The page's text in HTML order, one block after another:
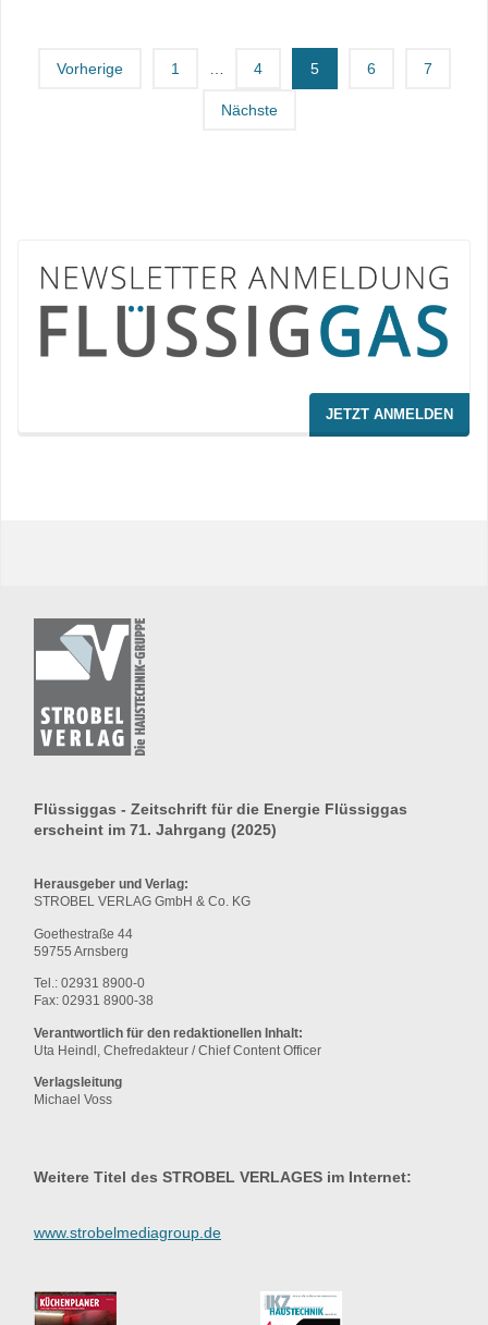
Vorherige 1 4 5 6 7
Nächste
JETZT ANMELDEN
Flüssiggas - Zeitschrift für die Energie Flüssiggas
erscheint im 71. Jahrgang (2025)
Herausgeber und Verlag:
STROBEL VERLAG GmbH & Co. KG
Goethestraße 44
59755 Arnsberg
Tel.: 02931 8900-0
Fax: 02931 8900-38
Verantwortlich für den redaktionellen Inhalt:
Uta Heindl, Chefredakteur / Chief Content Officer
Verlagsleitung
Michael Voss
Weitere Titel des STROBEL VERLAGES im Internet:
www.strobelmediagroup.de